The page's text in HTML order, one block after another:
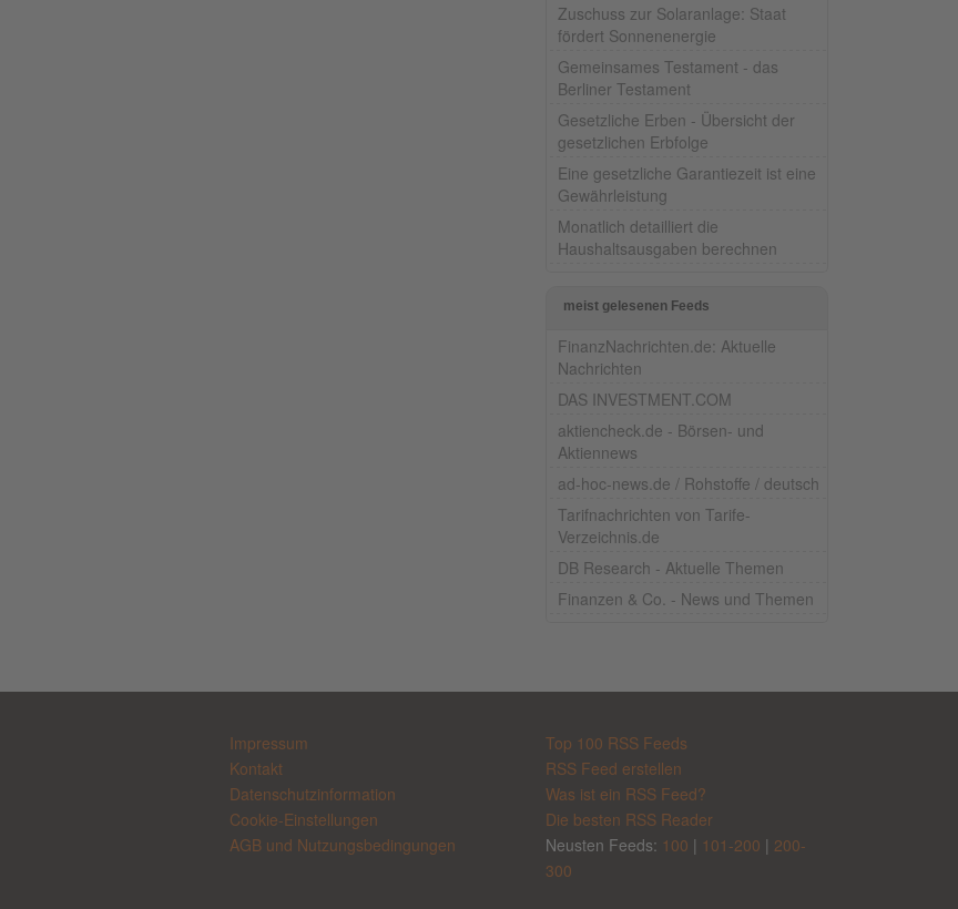
Zuschuss zur Solaranlage: Staat
fördert Sonnenenergie
Gemeinsames Testament - das
Berliner Testament
Gesetzliche Erben - Übersicht der
gesetzlichen Erbfolge
Eine gesetzliche Garantiezeit ist eine
Gewährleistung
Monatlich detailliert die
Haushaltsausgaben berechnen
meist gelesenen Feeds
FinanzNachrichten.de: Aktuelle
Nachrichten
DAS INVESTMENT.COM
aktiencheck.de - Börsen- und
Aktiennews
ad-hoc-news.de / Rohstoffe / deutsch
Tarifnachrichten von Tarife-
Verzeichnis.de
DB Research - Aktuelle Themen
Finanzen & Co. - News und Themen
Impressum
Kontakt
Datenschutzinformation
Cookie-Einstellungen
AGB und Nutzungsbedingungen
Top 100 RSS Feeds
RSS Feed erstellen
Was ist ein RSS Feed?
Die besten RSS Reader
Neusten Feeds: 100 | 101-200 | 200-
300